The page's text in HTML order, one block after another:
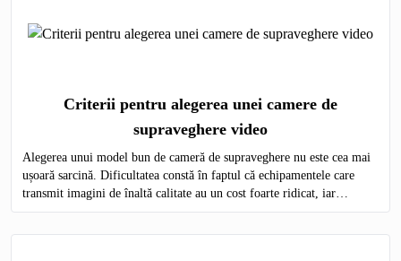
Criterii pentru alegerea unei camere de
supraveghere video
Alegerea unui model bun de cameră de supraveghere nu este cea mai
ușoară sarcină. Dificultatea constă în faptul că echipamentele care
transmit imagini de înaltă calitate au un cost foarte ridicat, iar
modelele ieftine nu sunt capabile să ofere o imagine detaliată.